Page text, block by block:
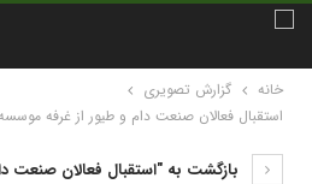
خانه
گزارش تصویری
استقبال فعالان صنعت دام و طیور از غرفه
بازگشت به "استقبال فعالان صنعت